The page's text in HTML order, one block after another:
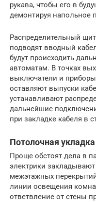
рукава, чтобы его в
демонтируя напольное
Распределительный
подводят вводный
будут происходить
автоматам. В точках
выключатели и
оставляют выпуски
устанавливают
дальнейшие
при закладке кабеля в
Потолочная
Проще обстоят дела в
электрики закладывают
межэтажных
линии освещения
ответвление от стены